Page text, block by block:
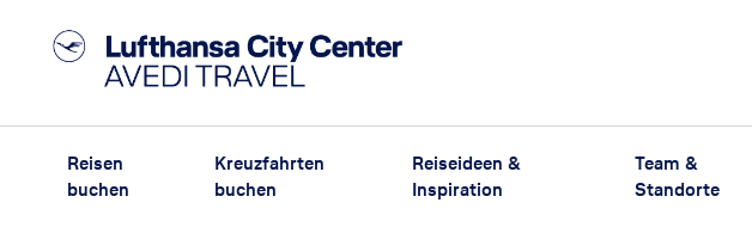
Reisen
buchen
Kreuzfahrten
buchen
Reiseideen &
Inspiration
Team &
Standorte